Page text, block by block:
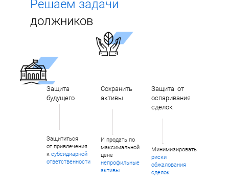
Решаем задачи
должников
Защита
будущего
Защититься
от привлечения
к субсидиарной
ответственности
Сохранить
активы
И продать по
максимальной
цене
непрофильные
активы
Защита от
оспаривания
сделок
Минимизировать
риски
обжалования
сделок